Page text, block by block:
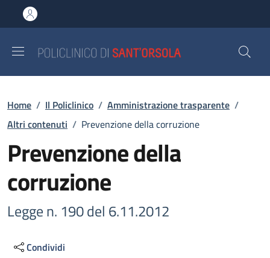
al contenuto principale
to footer content
Briciole di pane
Home / Il Policlinico / Amministrazione trasparente /
Altri contenuti / Prevenzione della corruzione
Prevenzione della
corruzione
Legge n. 190 del 6.11.2012
Condividi